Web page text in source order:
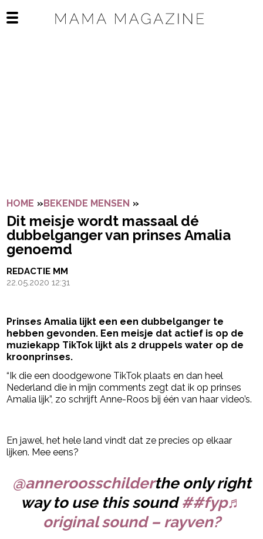
Open het mobiele menu
HOME »BEKENDE MENSEN »
Dit meisje wordt massaal dé
dubbelganger van prinses Amalia
genoemd
REDACTIE MM
22.05.2020 12:31
Prinses Amalia lijkt een een dubbelganger te
hebben gevonden. Een meisje dat actief is op de
muziekapp TikTok lijkt als 2 druppels water op de
kroonprinses.
“Ik die een doodgewone TikTok plaats en dan heel
Nederland die in mijn comments zegt dat ik op prinses
Amalia lijk”, zo schrijft Anne-Roos bij één van haar video’s.
En jawel, het hele land vindt dat ze precies op elkaar
lijken. Mee eens?
@anneroosschilderthe only right
way to use this sound##fyp♬
original sound – rayven?